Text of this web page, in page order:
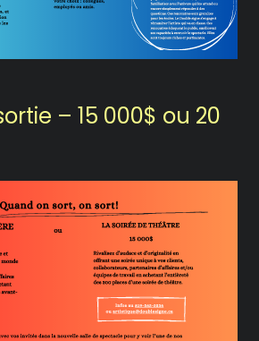
– 15 000$ ou 20